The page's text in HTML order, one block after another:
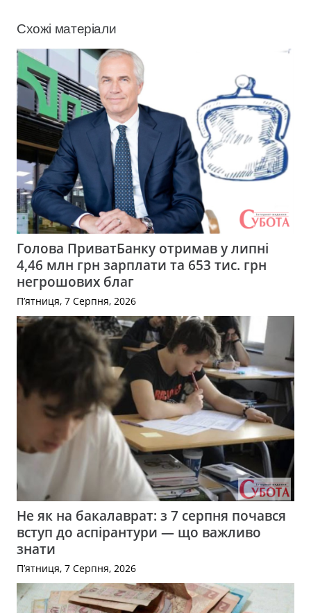
Схожі матеріали
Голова ПриватБанку отримав у липні
4,46 млн грн зарплати та 653 тис. грн
негрошових благ
П’ятниця, 7 Серпня, 2026
Не як на бакалаврат: з 7 серпня почався
вступ до аспірантури — що важливо
знати
П’ятниця, 7 Серпня, 2026